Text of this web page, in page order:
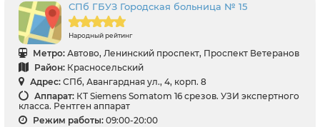
СПб ГБУЗ Городская больница № 15
Народный рейтинг
Метро: Автово, Ленинский проспект, Проспект Ветеранов
Район: Красносельский
Адрес: СПб, Авангардная ул., 4, корп. 8
Аппарат: КТ Siemens Somatom 16 срезов. УЗИ экспертного
класса. Рентген аппарат
Режим работы: 09:00-20:00